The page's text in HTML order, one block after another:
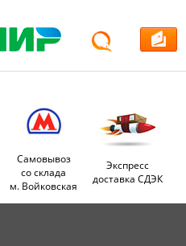
Самовывоз
со склада
м. Войковская
Экспресс
доставка СДЭК